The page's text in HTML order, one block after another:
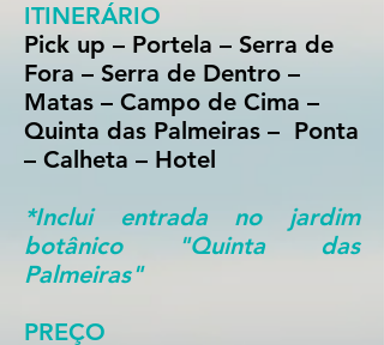
ITINERÁRIO
Pick up – Portela – Serra de
Fora – Serra de Dentro –
Matas – Campo de Cima –
Quinta das Palmeiras – Ponta
– Calheta – Hotel
*Inclui entrada no jardim
botânico "Quinta das
Palmeiras"
PREÇO